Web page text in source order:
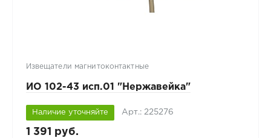
Извещатели магнитоконтактные
ИО 102-43 исп.01 "Нержавейка"
Наличие уточняйте Арт.: 225276
1 391 руб.